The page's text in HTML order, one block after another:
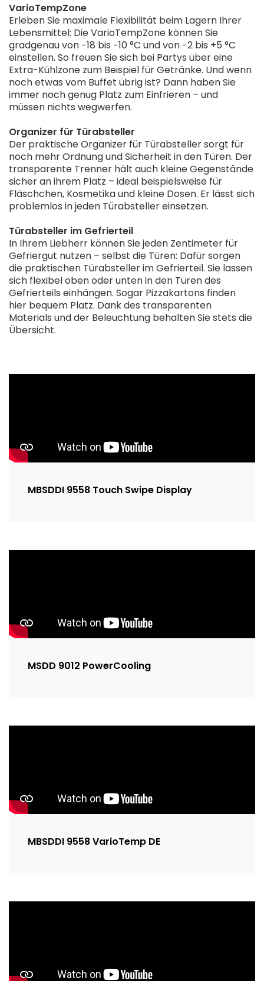
VarioTempZone
Erleben Sie maximale Flexibilität beim Lagern Ihrer
Lebensmittel: Die VarioTempZone können Sie
gradgenau von −18 bis −10 °C und von −2 bis +5 °C
einstellen. So freuen Sie sich bei Partys über eine
Extra-Kühlzone zum Beispiel für Getränke. Und wenn
noch etwas vom Buffet übrig ist? Dann haben Sie
immer noch genug Platz zum Einfrieren – und
müssen nichts wegwerfen.
Organizer für Türabsteller
Der praktische Organizer für Türabsteller sorgt für
noch mehr Ordnung und Sicherheit in den Türen. Der
transparente Trenner hält auch kleine Gegenstände
sicher an ihrem Platz – ideal beispielsweise für
Fläschchen, Kosmetika und kleine Dosen. Er lässt sich
problemlos in jeden Türabsteller einsetzen.
Türabsteller im Gefrierteil
In Ihrem Liebherr können Sie jeden Zentimeter für
Gefriergut nutzen – selbst die Türen: Dafür sorgen
die praktischen Türabsteller im Gefrierteil. Sie lassen
sich flexibel oben oder unten in den Türen des
Gefrierteils einhängen. Sogar Pizzakartons finden
hier bequem Platz. Dank des transparenten
Materials und der Beleuchtung behalten Sie stets die
Übersicht.
MBSDDI 9558 Touch Swipe Display
MSDD 9012 PowerCooling
MBSDDI 9558 VarioTemp DE